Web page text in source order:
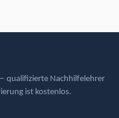
qualifizierte Nachhilfelehrer
ist kostenlos.